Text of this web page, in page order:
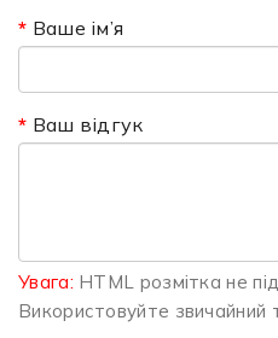
Ваше ім’я
Ваш відгук
Увага: HTML розмітка не
Використовуйте звичайний